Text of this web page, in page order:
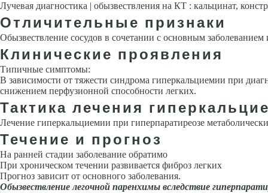
Лучевая диагностика | обызвествления на КТ : кальцинат,
Отличительные признаки
Обызвествление сосудов в сочетании с основным за­болеванием
Клинические проявления
Типичные симптомы:
В зависимости от тяжести синдрома гиперкальциемии при
сни­жением перфузионной способности легких.
Тактика лечения
Лечение гиперкальциемии при гиперпаратиреозе
Течение и прогноз
На ранней стадии заболевание обратимо
При хроническом течении раз­вивается фиброз легких
Прогноз зависит от основного заболевания.
Обызвествление легочной паренхимы вследствие